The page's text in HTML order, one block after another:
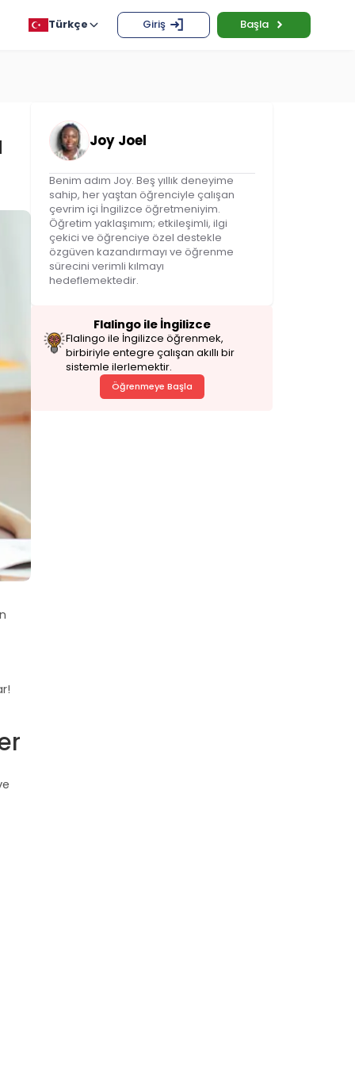
Türkçe Giriş Başla
Joy Joel
Benim adım Joy. Beş yıllık deneyime
sahip, her yaştan öğrenciyle çalışan
çevrim içi İngilizce öğretmeniyim.
Öğretim yaklaşımım; etkileşimli, ilgi
çekici ve öğrenciye özel destekle
özgüven kazandırmayı ve öğrenme
sürecini verimli kılmayı
hedeflemektedir.
Flalingo ile İngilizce
Flalingo ile İngilizce öğrenmek,
birbiriyle entegre çalışan akıllı bir
sistemle ilerlemektir.
Öğrenmeye Başla